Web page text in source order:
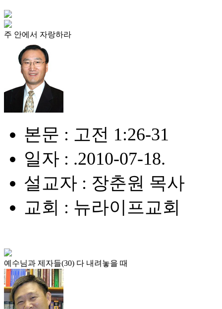
주 안에서 자랑하라
본문 : 고전 1:26-31
일자 : .2010-07-18.
설교자 : 장춘원 목사
교회 : 뉴라이프교회
예수님과 제자들(30) 다 내려놓을 때